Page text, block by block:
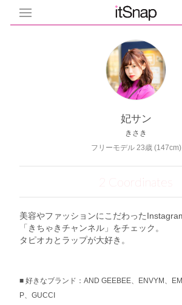
妃サン
きさき
フリーモデル 23歳 (147cm)
2 Coordinates
美容やファッションにこだわった
「きちゃきチャンネル」をチェック。
タピオカとラップが大好き。
好きなブランド：AND GEEBEE、ENVYM、
P、GUCCI